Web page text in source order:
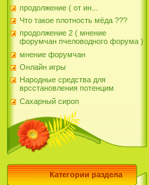
продолжение ( от ин...
Что такое плотность мёда ???
продолжение 2 ( мнение
форумчан пчеловодного форума )
мнение форумчан
Онлайн игры
Народные средства для
врсстановления потенцим
Сахарный сироп
Категории раздела